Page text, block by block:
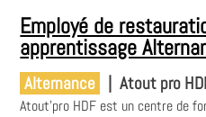
Employé de
apprentissage
Alternance | Atout pro
Atout'pro HDF est un centre de